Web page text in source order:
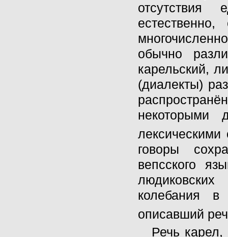
отсутствия
обычно
карельский,
(диалекты)
некоторыми
лексическими
говоры
вепсского
колебания
описавший
Речь